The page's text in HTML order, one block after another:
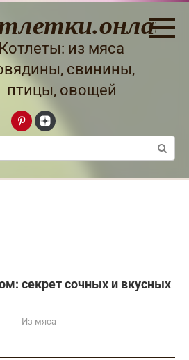
Котлеты: из мяса
свинины,
птицы, овощей
секрет сочных и вкусных
Из мяса